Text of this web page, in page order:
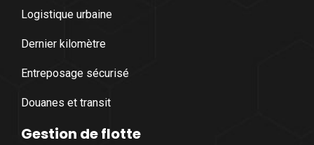
Logistique urbaine
Dernier kilomètre
Entreposage sécurisé
Douanes et transit
Gestion de flotte